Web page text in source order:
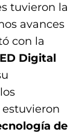
tuvieron la
avances
con la
Digital
de